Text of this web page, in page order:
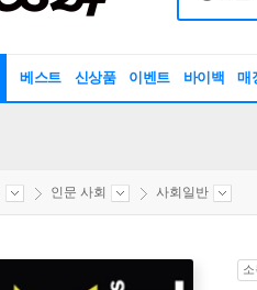
베스트 신상품 이벤트 바이백 매
인문 사회 사회일반